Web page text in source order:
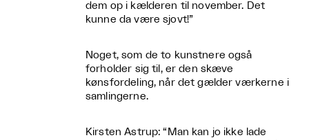
dem op i kælderen til november. Det
kunne da være sjovt!”
Noget, som de to kunstnere også
forholder sig til, er den skæve
kønsfordeling, når det gælder værkerne i
samlingerne.
Kirsten Astrup: “Man kan jo ikke lade